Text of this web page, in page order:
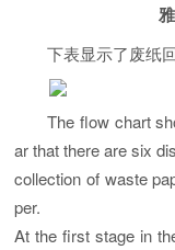
下表显示了废纸
The flow chart
ar that there are six
collection of waste
per.
At the first stage in